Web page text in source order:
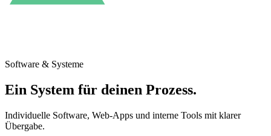
Software & Systeme
Ein System für deinen Prozess.
Individuelle Software, Web-Apps und interne Tools mit klarer
Übergabe.